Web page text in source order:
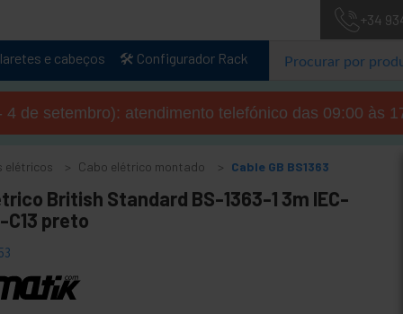
+34
e cabeços 🛠️ Configurador Rack
de setembro): atendimento telefónico das 09:00 às
elétricos Cabo elétrico montado Cable GB BS1363
British Standard BS-1363-1 3m IEC-
C13 preto